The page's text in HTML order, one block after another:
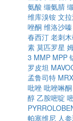
氨酸 缬氨腈
维库溴铵 文
唑酮 维洛沙嗪
春西汀 老刺
素 莫匹罗星
3 MMP MPP
罗皮坦
孟鲁司特
吡唑 吡唑啉酮
醇 乙胺嘧啶
帕塞维尼 人